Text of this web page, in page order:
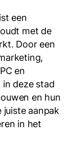
een
met de
Door een
en
deze stad
en hun
juiste aanpak
in het